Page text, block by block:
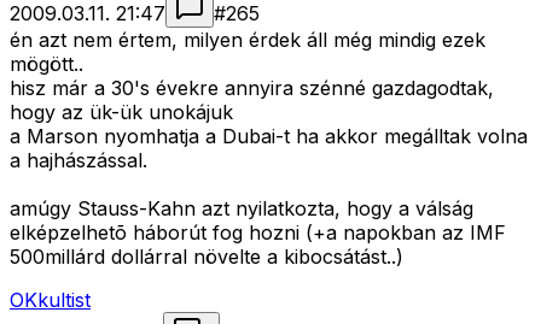
2009.03.11. 21:47 #265
én azt nem értem, milyen érdek áll még mindig ezek
mögött..
hisz már a 30's évekre annyira szénné gazdagodtak,
hogy az ük-ük unokájuk
a Marson nyomhatja a Dubai-t ha akkor megálltak volna
a hajhászással.
amúgy Stauss-Kahn azt nyilatkozta, hogy a válság
elképzelhetõ háborút fog hozni (+a napokban az IMF
500millárd dollárral növelte a kibocsátást..)
OKkultist